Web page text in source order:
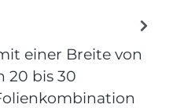
einer Breite von
20 bis 30